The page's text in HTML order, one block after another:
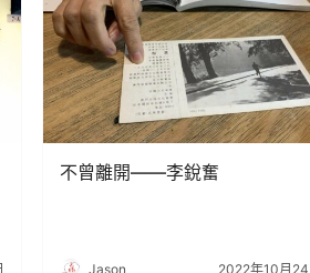
不曾離開——李銳奮
Jason 2022年10月